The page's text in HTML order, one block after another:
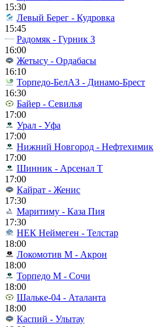
15:30
Левый Берег - Кудровка
15:45
Радомяк - Гурник З
16:00
Жетысу - Ордабасы
16:10
Торпедо-БелАЗ - Динамо-Брест
16:30
Байер - Севилья
17:00
Урал - Уфа
17:00
Нижний Новгород - Нефтехимик
17:00
Шинник - Арсенал Т
17:00
Кайрат - Женис
17:30
Маритиму - Каза Пия
17:30
НЕК Неймеген - Телстар
18:00
Локомотив М - Акрон
18:00
Торпедо М - Сочи
18:00
Шальке-04 - Аталанта
18:00
Каспий - Улытау